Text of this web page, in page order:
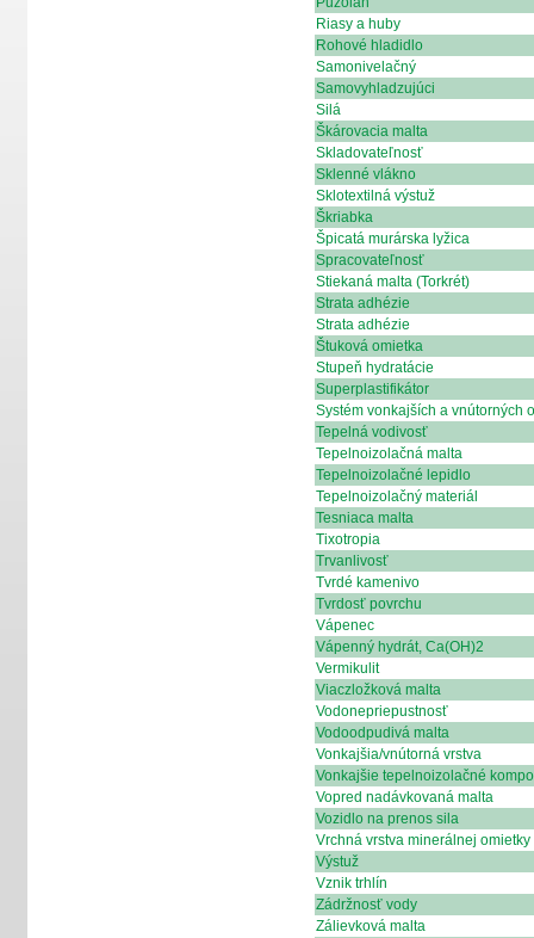
Riasy a huby
Rohové hladidlo
Samonivelačný
Samovyhladzujúci
Silá
Škárovacia malta
Skladovateľnosť
Sklenné vlákno
Sklotextilná výstuž
Škriabka
Špicatá murárska lyžica
Spracovateľnosť
Stiekaná malta (Torkrét)
Strata adhézie
Strata adhézie
Štuková omietka
Stupeň hydratácie
Superplastifikátor
Systém vonkajších a vnútorných
Tepelná vodivosť
Tepelnoizolačná malta
Tepelnoizolačné lepidlo
Tepelnoizolačný materiál
Tesniaca malta
Tixotropia
Trvanlivosť
Tvrdé kamenivo
Tvrdosť povrchu
Vápenec
Vápenný hydrát, Ca(OH)2
Vermikulit
Viaczložková malta
Vodonepriepustnosť
Vodoodpudivá malta
Vonkajšia/vnútorná vrstva
Vonkajšie tepelnoizolačné
Vopred nadávkovaná malta
Vozidlo na prenos sila
Vrchná vrstva minerálnej omietky
Výstuž
Vznik trhlín
Zádržnosť vody
Zálievková malta